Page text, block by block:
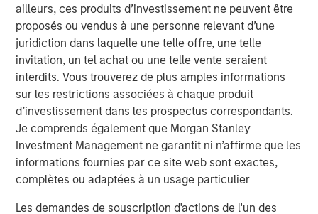
ailleurs, ces produits d’investissement ne peuvent être
proposés ou vendus à une personne relevant d’une
juridiction dans laquelle une telle offre, une telle
invitation, un tel achat ou une telle vente seraient
interdits. Vous trouverez de plus amples informations
sur les restrictions associées à chaque produit
d’investissement dans les prospectus correspondants.
Je comprends également que Morgan Stanley
Investment Management ne garantit ni n’affirme que les
informations fournies par ce site web sont exactes,
complètes ou adaptées à un usage particulier
Les demandes de souscription d'actions de l'un des
The Wisdom of Crowds in Markets: Crowd
Behavior in Prediction, Betting, and Stock
Markets
ARTICLE
AI in Active Fund Management: The State of
Adoption in 2026
CONSILIENT OBSERVER